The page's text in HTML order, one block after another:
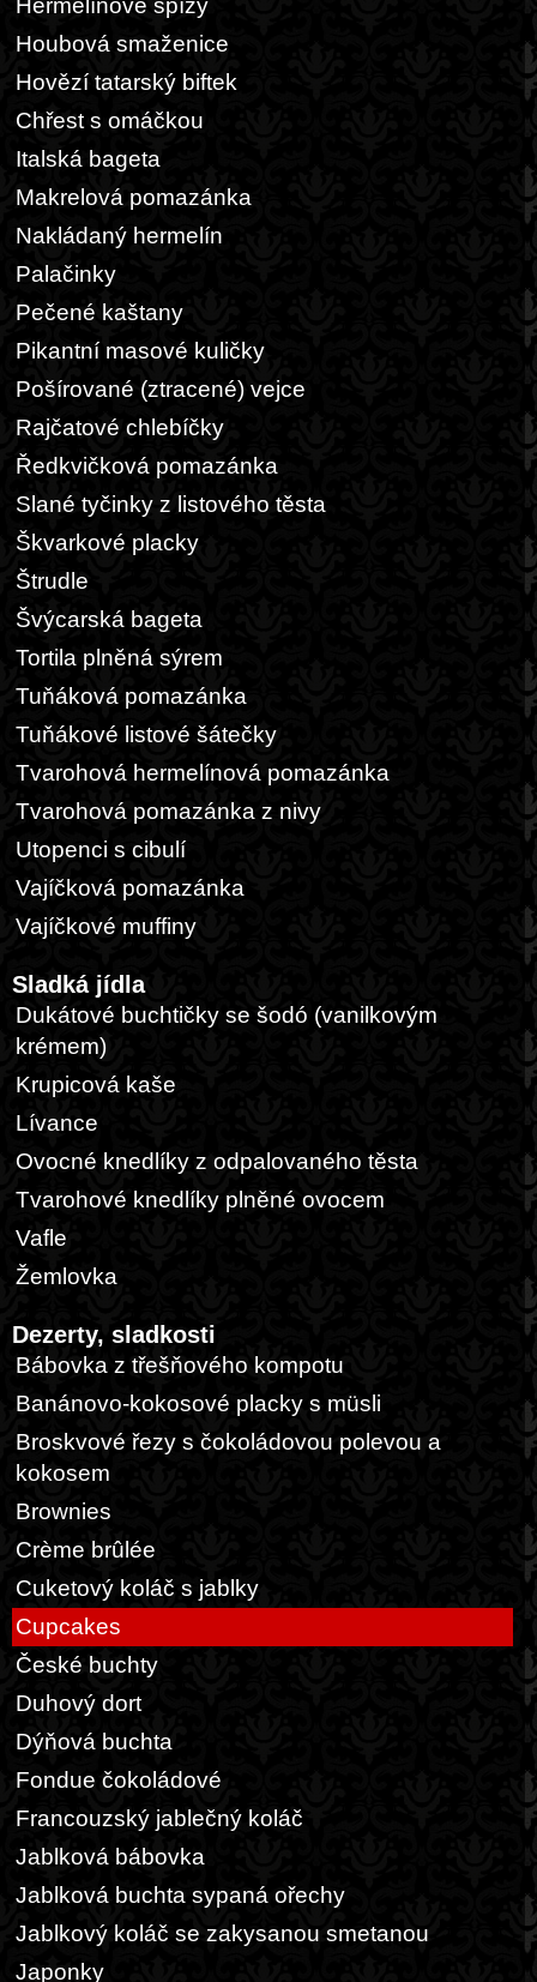
Hermelínové špízy
Houbová smaženice
Hovězí tatarský biftek
Chřest s omáčkou
Italská bageta
Makrelová pomazánka
Nakládaný hermelín
Palačinky
Pečené kaštany
Pikantní masové kuličky
Pošírované (ztracené) vejce
Rajčatové chlebíčky
Ředkvičková pomazánka
Slané tyčinky z listového těsta
Škvarkové placky
Štrudle
Švýcarská bageta
Tortila plněná sýrem
Tuňáková pomazánka
Tuňákové listové šátečky
Tvarohová hermelínová pomazánka
Tvarohová pomazánka z nivy
Utopenci s cibulí
Vajíčková pomazánka
Vajíčkové muffiny
Sladká jídla
Dukátové buchtičky se šodó (vanilkovým
krémem)
Krupicová kaše
Lívance
Ovocné knedlíky z odpalovaného těsta
Tvarohové knedlíky plněné ovocem
Vafle
Žemlovka
Dezerty, sladkosti
Bábovka z třešňového kompotu
Banánovo-kokosové placky s müsli
Broskvové řezy s čokoládovou polevou a
kokosem
Brownies
Crème brûlée
Cuketový koláč s jablky
Cupcakes
České buchty
Duhový dort
Dýňová buchta
Fondue čokoládové
Francouzský jablečný koláč
Jablková bábovka
Jablková buchta sypaná ořechy
Jablkový koláč se zakysanou smetanou
Japonky